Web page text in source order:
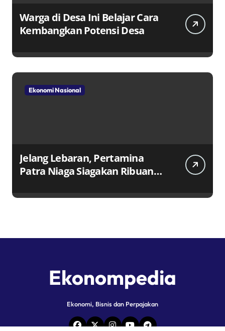
Warga di Desa Ini Belajar Cara
Kembangkan Potensi Desa
Ekonomi Nasional
Jelang Lebaran, Pertamina
Patra Niaga Siagakan Ribuan
Ekonompedia
Ekonomi, Bisnis dan Perpajakan